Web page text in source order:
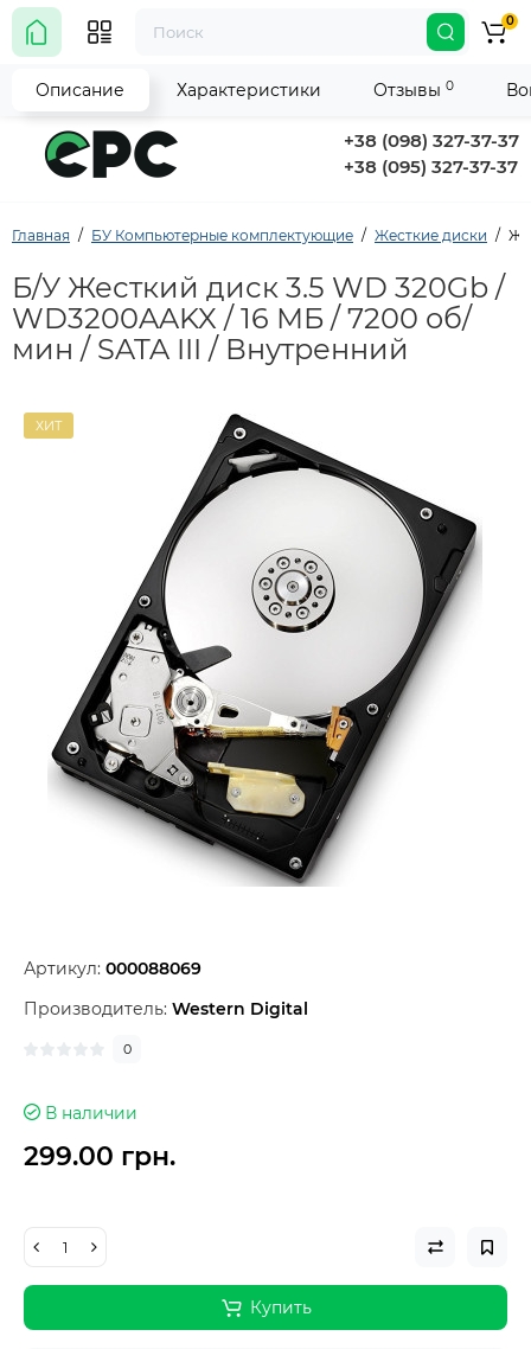
+38 (098) 327-37-37
+38 (095) 327-37-37
0
Главная БУ Компьютерные комплектующие Жесткие диски
Б/У Жесткий диск 3.5 WD 320Gb /
WD3200AAKX / 16 МБ / 7200 об/
мин / SATA III / Внутренний
ХИТ
Артикул: 000088069
Производитель: Western Digital
0
В наличии
299.00 грн.
Купить
Описание Характеристики Отзывы 0